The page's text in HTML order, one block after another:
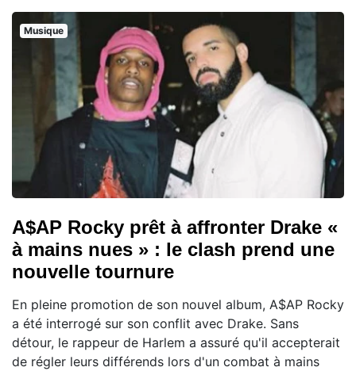
Musique
A$AP Rocky prêt à affronter Drake «
à mains nues » : le clash prend une
nouvelle tournure
En pleine promotion de son nouvel album, A$AP Rocky
a été interrogé sur son conflit avec Drake. Sans
détour, le rappeur de Harlem a assuré qu'il accepterait
de régler leurs différends lors d'un combat à mains